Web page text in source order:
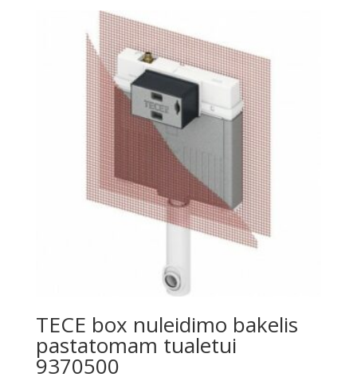
€520.00.€365.00.
TECE box nuleidimo bakelis
pastatomam tualetui
9370500